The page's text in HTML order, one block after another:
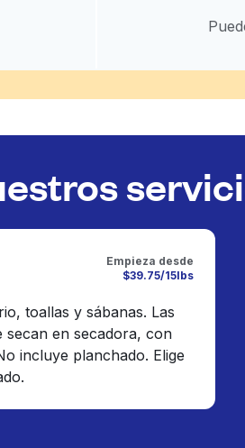
Empieza desde
$39.75/15lbs
toallas y sábanas. Las
secan en secadora, con
incluye planchado. Elige